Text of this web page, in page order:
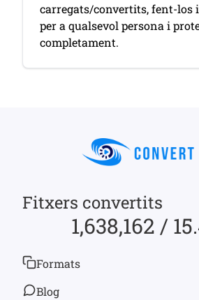
carregats/convertits, fent-los
per a qualsevol persona i
completament.
Fitxers convertits
1,638,162 /
Formats
Blog